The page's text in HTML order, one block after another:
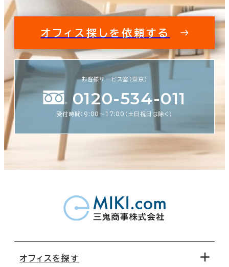
オフィス探しを依頼する
お客様サービス室（東京）
0120-534-011
受付時間：9:00〜17:00（土日祝日は除く）
オフィスを探す